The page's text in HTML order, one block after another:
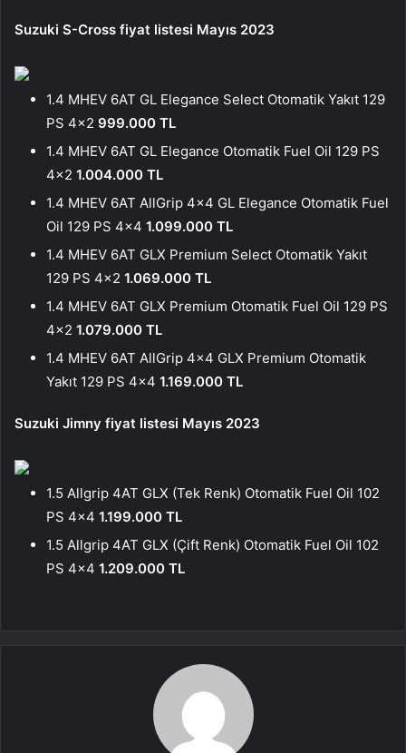
Suzuki S-Cross fiyat listesi Mayıs 2023
1.4 MHEV 6AT GL Elegance Select Otomatik Yakıt 129
PS 4×2 999.000 TL
1.4 MHEV 6AT GL Elegance Otomatik Fuel Oil 129 PS
4×2 1.004.000 TL
1.4 MHEV 6AT AllGrip 4×4 GL Elegance Otomatik Fuel
Oil 129 PS 4×4 1.099.000 TL
1.4 MHEV 6AT GLX Premium Select Otomatik Yakıt
129 PS 4×2 1.069.000 TL
1.4 MHEV 6AT GLX Premium Otomatik Fuel Oil 129 PS
4×2 1.079.000 TL
1.4 MHEV 6AT AllGrip 4×4 GLX Premium Otomatik
Yakıt 129 PS 4×4 1.169.000 TL
Suzuki Jimny fiyat listesi Mayıs 2023
1.5 Allgrip 4AT GLX (Tek Renk) Otomatik Fuel Oil 102
PS 4×4 1.199.000 TL
1.5 Allgrip 4AT GLX (Çift Renk) Otomatik Fuel Oil 102
PS 4×4 1.209.000 TL